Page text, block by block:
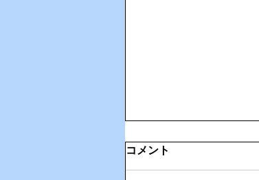
コメント